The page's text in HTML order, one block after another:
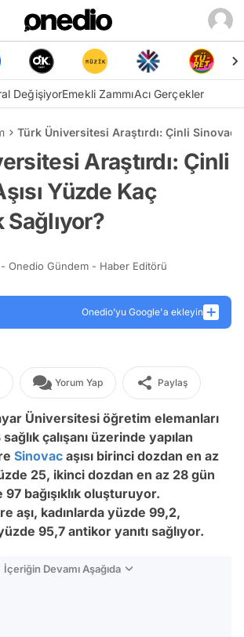
DeğişiyorEmekli ZammıAcı Gerçekler
Türk Üniversitesi Araştırdı: Çinli Sinovac
Araştırdı: Çinli
Yüzde Kaç
Sağlıyor?
- Onedio Gündem - Haber Editörü
Onedio’yu Google'a ekleyin
Yorum Yap Paylaş
Üniversitesi öğretim elemanları
çalışanı üzerinde yapılan
Sinovac aşısı birinci dozdan en az
25, ikinci dozdan en az 28 gün
bağışıklık oluşturuyor.
aşı, kadınlarda yüzde 99,2,
95,7 antikor yanıtı sağlıyor.
İçeriğin Devamı Aşağıda